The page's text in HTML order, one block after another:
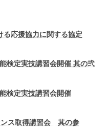
る応援協力に関する協定
検定実技講習会開催 其の弐
検定実技講習会開催
ンス取得講習会 其の参